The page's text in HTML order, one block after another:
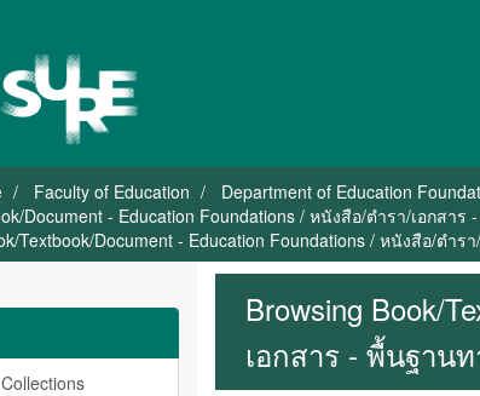
Faculty of Education Department of Education
Document - Education Foundations / หนังสือ/ตำรา/เอกสา
Textbook/Document - Education Foundations / หนังสือ/ตำ
Browsing Book/
เอกสาร - พื้นฐาน